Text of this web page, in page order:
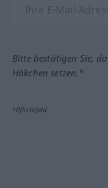
Bitte bestätigen Sie,
Häkchen setzen.*
*Pflichtfeld